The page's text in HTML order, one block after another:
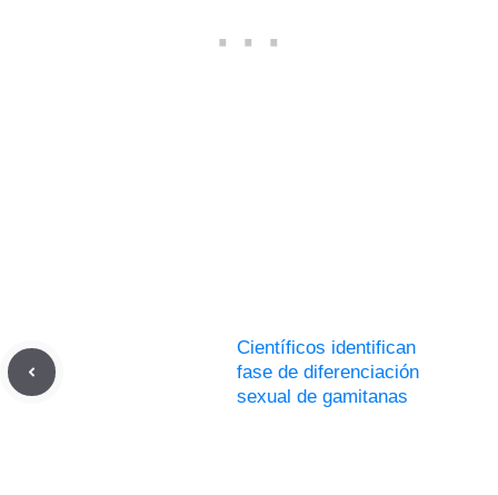
Científicos identifican
fase de diferenciación
sexual de gamitanas